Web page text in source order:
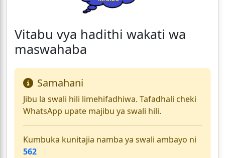
Vitabu vya hadithi wakati wa
maswahaba
Samahani
Jibu la swali hili limehifadhiwa. Tafadhali cheki
WhatsApp upate majibu ya swali hili.
Kumbuka kunitajia namba ya swali ambayo ni
562